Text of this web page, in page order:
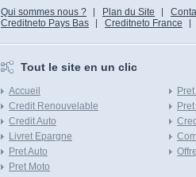
Qui sommes nous ?
Plan du Site
Creditneto Pays Bas
Creditneto France
Tout le site en un clic
Accueil
Credit Renouvelable
Credit Auto
Livret Epargne
Pret Auto
Pret Moto